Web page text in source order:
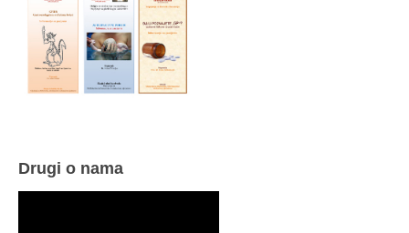
Drugi o nama